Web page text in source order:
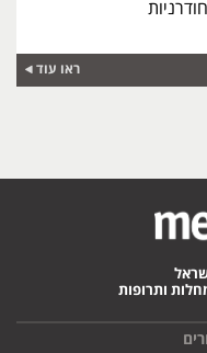
ראו עוד
ותרופות